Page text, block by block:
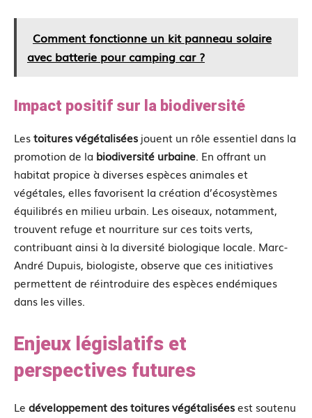
Comment fonctionne un kit panneau solaire
avec batterie pour camping car ?
Impact positif sur la biodiversité
Lestoitures végétalisées jouent un rôle essentiel dans la
promotion de la biodiversité urbaine. En offrant un
habitat propice à diverses espèces animales et
végétales, elles favorisent la création d’écosystèmes
équilibrés en milieu urbain. Les oiseaux, notamment,
trouvent refuge et nourriture sur ces toits verts,
contribuant ainsi à la diversité biologique locale. Marc-
André Dupuis, biologiste, observe que ces initiatives
permettent de réintroduire des espèces endémiques
dans les villes.
Enjeux législatifs et
perspectives futures
Le développement des toitures végétaliséesest soutenu